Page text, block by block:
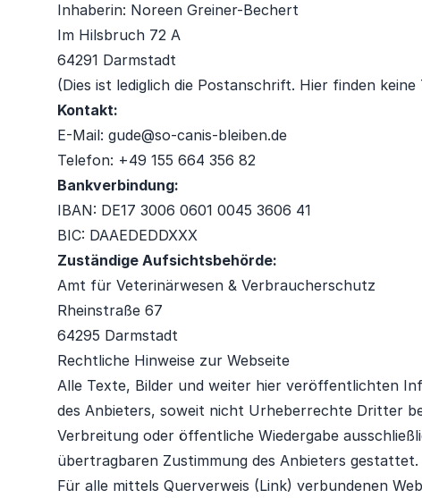
Inhaberin: Noreen Greiner-Bechert
Im Hilsbruch 72 A
64291 Darmstadt
(Dies ist lediglich die Postanschrift. Hier finden
Kontakt:
E-Mail: gude@so-canis-bleiben.de
Telefon: +49 155 664 356 82
Bankverbindung:
IBAN: DE17 3006 0601 0045 3606 41
BIC: DAAEDEDDXXX
Zuständige Aufsichtsbehörde:
Amt für Veterinärwesen & Verbraucherschutz
Rheinstraße 67
64295 Darmstadt
Rechtliche Hinweise zur Webseite
Alle Texte, Bilder und weiter hier veröffentlichten
des Anbieters, soweit nicht Urheberrechte Dritter
Verbreitung oder öffentliche Wiedergabe
übertragbaren Zustimmung des Anbieters gestattet.
Für alle mittels Querverweis (Link) verbundenen